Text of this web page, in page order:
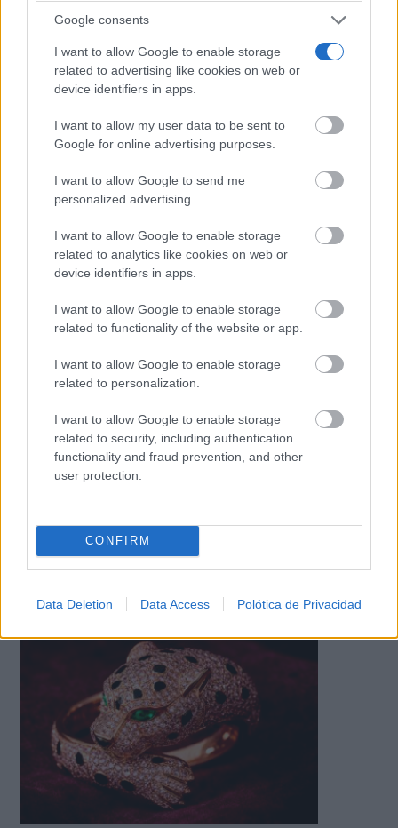
Google consents
I want to allow Google to enable storage
related to advertising like cookies on web or
device identifiers in apps.
I want to allow my user data to be sent to
Google for online advertising purposes.
I want to allow Google to send me
personalized advertising.
I want to allow Google to enable storage
related to analytics like cookies on web or
device identifiers in apps.
I want to allow Google to enable storage
related to functionality of the website or app.
I want to allow Google to enable storage
related to personalization.
I want to allow Google to enable storage
related to security, including authentication
functionality and fraud prevention, and other
user protection.
CONFIRM
Data Deletion Data Access Polótica de Privacidad
No eran tan locas
¿Sabías que algunas predicciones ya se cumplieron?
6 señales claras de que necesitas descansar más
¿Notas más frío de noche?
del día